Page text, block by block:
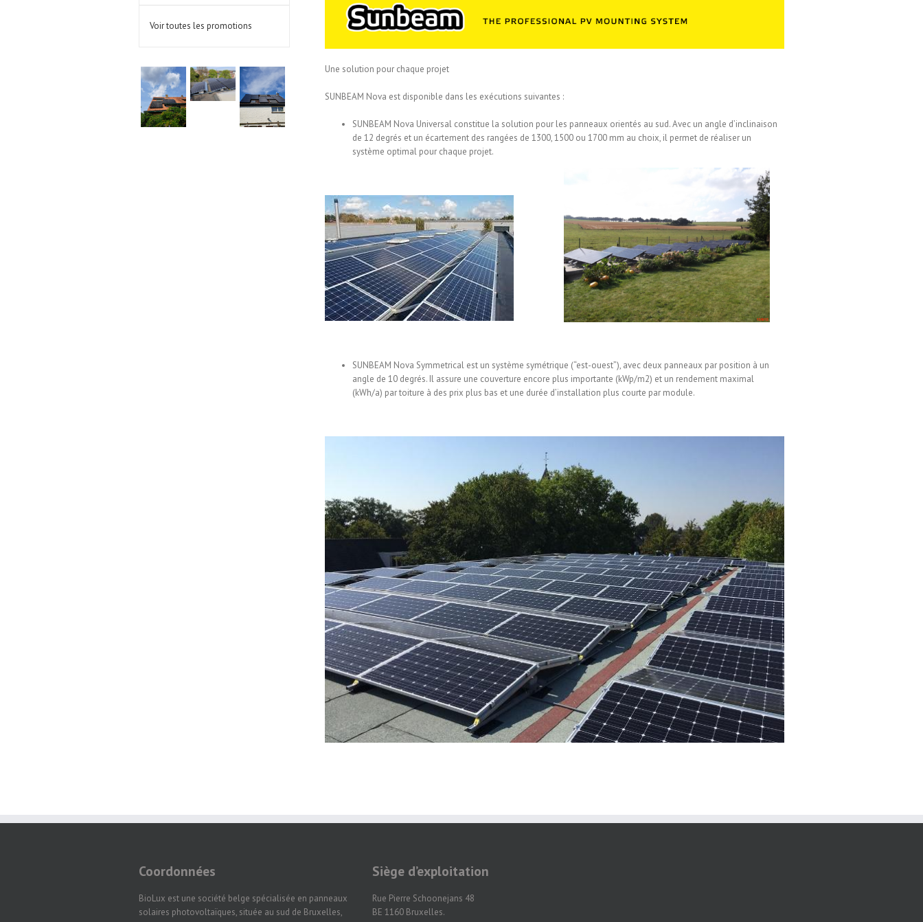
Une solution pour chaque projet
SUNBEAM Nova est disponible dans les exécutions suivantes :
SUNBEAM Nova Universal constitue la solution pour les panneaux orientés au sud. Avec un angle d’inclinaison
de 12 degrés et un écartement des rangées de 1300, 1500 ou 1700 mm au choix, il permet de réaliser un
système optimal pour chaque projet.
SUNBEAM Nova Symmetrical est un système symétrique (“est-ouest”), avec deux panneaux par position à un
angle de 10 degrés. Il assure une couverture encore plus importante (kWp/m2) et un rendement maximal
(kWh/a) par toiture à des prix plus bas et une durée d’installation plus courte par module.
Voir toutes les promotions
Coordonnées
BioLux est une société belge spécialisée en panneaux
solaires photovoltaïques, située au sud de Bruxelles,
Siège d’exploitation
Rue Pierre Schoonejans 48
BE 1160 Bruxelles.